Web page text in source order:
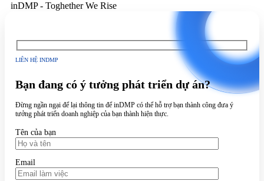
inDMP - Toghether We Rise
LIÊN HỆ INDMP
Bạn đang có ý tưởng phát triển dự án?
Đừng ngần ngại để lại thông tin để inDMP có thể hỗ trợ bạn thành công đưa ý
tưởng phát triển doanh nghiệp của bạn thành hiện thực.
Tên của bạn
Email